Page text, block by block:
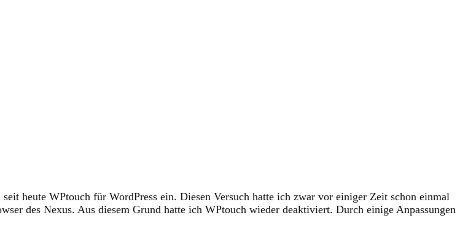
heute WPtouch für WordPress ein. Diesen Versuch hatte ich zwar vor einiger Zeit schon einmal
des Nexus. Aus diesem Grund hatte ich WPtouch wieder deaktiviert. Durch einige Anpassungen